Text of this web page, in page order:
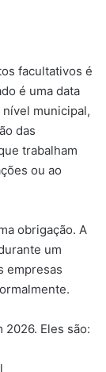
facultativos é
é uma data
municipal,
das
trabalham
ou ao
obrigação. A
um
empresas
Eles são: